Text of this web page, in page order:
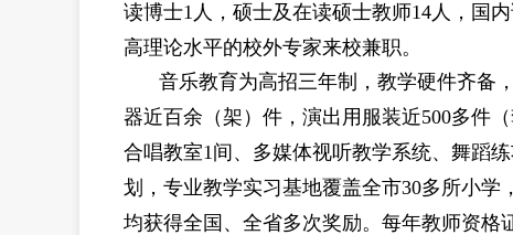
读博士1 人，硕士及在读硕士教师14人，国
高理论水平的校外专家来校兼职。
音乐教育为高招三年制，教学硬件齐备
器近百余（架）件，演出用服装近500多件
合唱教室1间、多媒体视听教学系统、舞蹈
划，专业教学实习基地覆盖全市30多所小学
均获得全国、全省多次奖励。每年教师资格